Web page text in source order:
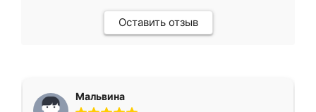
Оставить отзыв
Мальвина